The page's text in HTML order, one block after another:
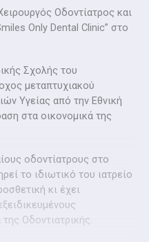
Οδοντίατρος και
Only Dental Clinic” στο
Σχολής του
μεταπτυχιακού
Υγείας από την Εθνική
στα οικονομικά της
οδοντίατρους στο
το ιδιωτικό του ιατρείο
κι έχει
Οδοντιατρικής.